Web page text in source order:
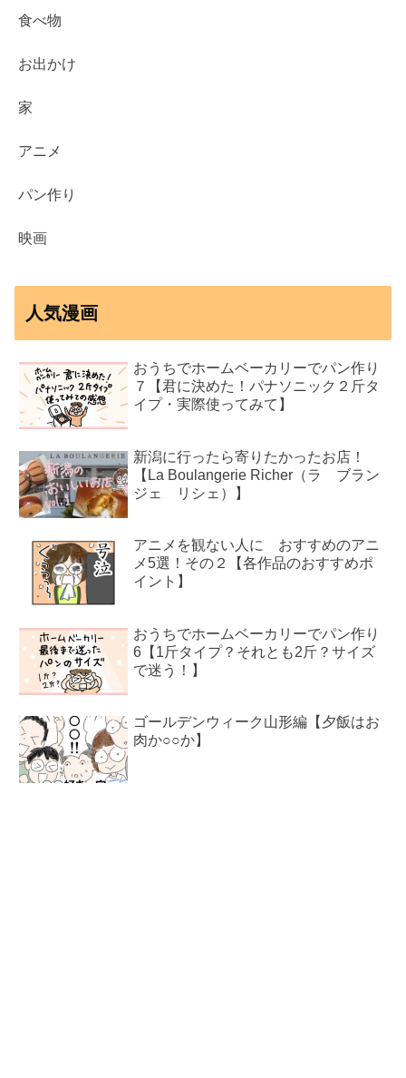
食べ物
お出かけ
家
アニメ
パン作り
映画
人気漫画
おうちでホームベーカリーでパン作り
７【君に決めた！パナソニック２斤タ
イプ・実際使ってみて】
新潟に行ったら寄りたかったお店！
【La Boulangerie Richer（ラ ブラン
ジェ リシェ）】
アニメを観ない人に おすすめのアニ
メ5選！その２【各作品のおすすめポ
イント】
おうちでホームベーカリーでパン作り
6【1斤タイプ？それとも2斤？サイズ
で迷う！】
ゴールデンウィーク山形編【夕飯はお
肉か○○か】